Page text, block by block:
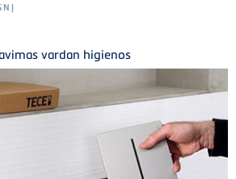
vardan higienos